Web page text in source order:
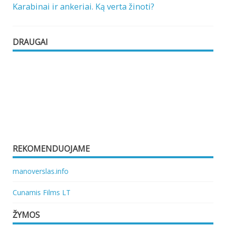
Karabinai ir ankeriai. Ką verta žinoti?
DRAUGAI
REKOMENDUOJAME
manoverslas.info
Cunamis Films LT
ŽYMOS